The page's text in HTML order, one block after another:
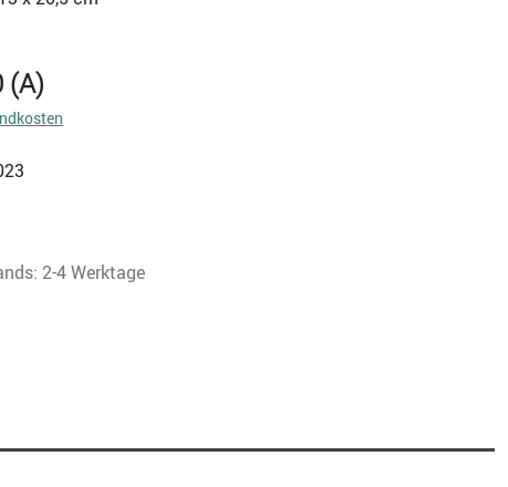
(A)
2-4 Werktage